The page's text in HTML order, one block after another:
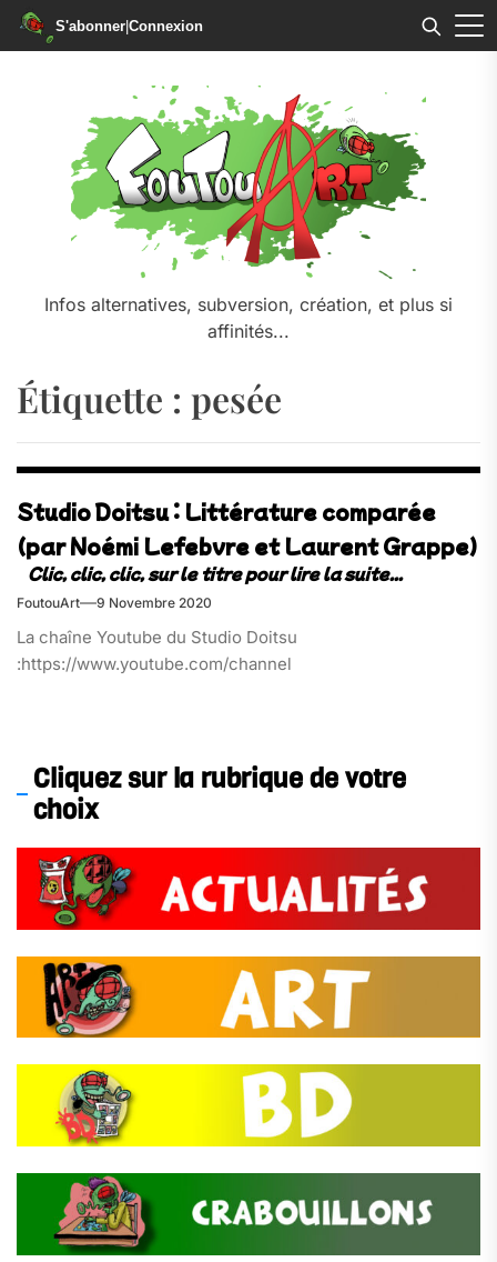
S'abonner|Connexion
Infos alternatives, subversion, création, et plus si
affinités...
Étiquette : pesée
Studio Doitsu : Littérature comparée
(par Noémi Lefebvre et Laurent Grappe)
FoutouArt 9 Novembre 2020
La chaîne Youtube du Studio Doitsu
:https://www.youtube.com/channel
Cliquez sur la rubrique de votre
choix